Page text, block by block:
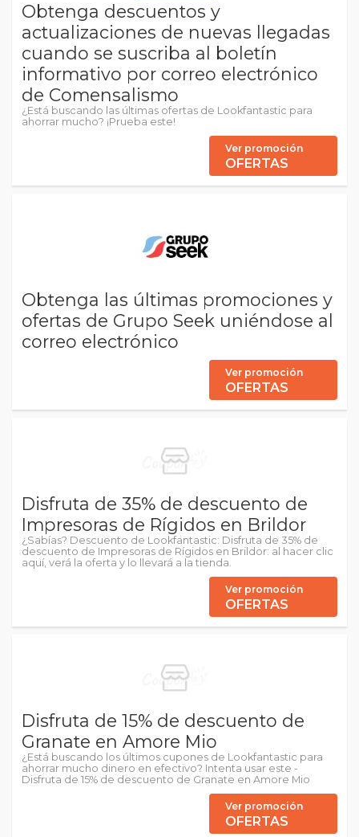
Obtenga descuentos y
actualizaciones de nuevas llegadas
cuando se suscriba al boletín
informativo por correo electrónico
de Comensalismo
¿Está buscando las últimas ofertas de Lookfantastic para
ahorrar mucho? ¡Prueba este!
Ver promoción
OFERTAS
Obtenga las últimas promociones y
ofertas de Grupo Seek uniéndose al
correo electrónico
Ver promoción
OFERTAS
Disfruta de 35% de descuento de
Impresoras de Rígidos en Brildor
¿Sabías? Descuento de Lookfantastic: Disfruta de 35% de
descuento de Impresoras de Rígidos en Brildor: al hacer clic
aquí, verá la oferta y lo llevará a la tienda.
Ver promoción
OFERTAS
Disfruta de 15% de descuento de
Granate en Amore Mio
¿Está buscando los últimos cupones de Lookfantastic para
ahorrar mucho dinero en efectivo? Intenta usar este -
Disfruta de 15% de descuento de Granate en Amore Mio
Ver promoción
OFERTAS